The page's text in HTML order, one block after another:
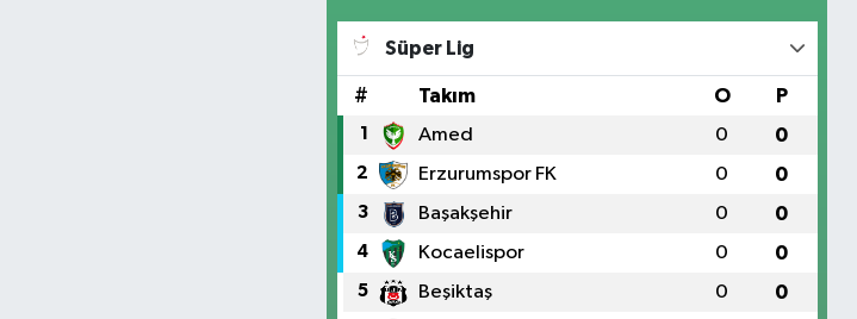
Süper Lig
# Takım O P
1 Amed 0 0
2 Erzurumspor FK 0 0
3 Başakşehir 0 0
4 Kocaelispor 0 0
5 Beşiktaş 0 0